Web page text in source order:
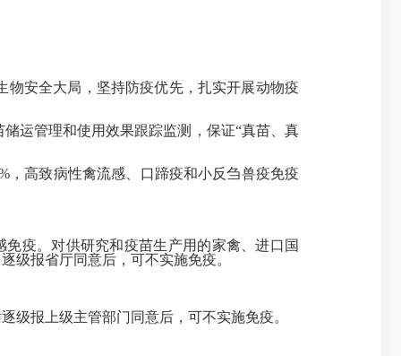
安全大局，坚持防疫优先，扎实开展动物疫
运管理和使用效果跟踪监测，保证“真苗、真
，高致病性禽流感、口蹄疫和小反刍兽疫免疫
疫。对供研究和疫苗生产用的家禽、进口国
级报省厅同意后，可不实施免疫。
级报上级主管部门同意后，可不实施免疫。